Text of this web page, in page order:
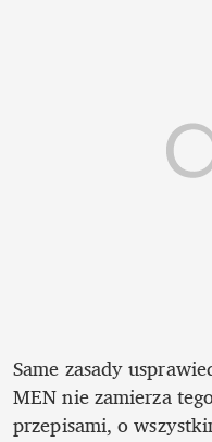
Same zasady
MEN nie zamierza
przepisami, o